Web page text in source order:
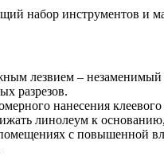
набор инструментов и
лезвием – незаменимый
разрезов.
нанесения клеевого
линолеум к
с повышенной